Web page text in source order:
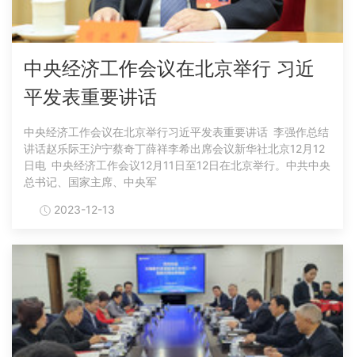
中央经济工作会议在北京举行 习近
平发表重要讲话
中央经济工作会议在北京举行习近平发表重要讲话 李强作总结
讲话赵乐际王沪宁蔡奇丁薛祥李希出席会议新华社北京12月12
日电 中央经济工作会议12月11日至12日在北京举行。中共中央
总书记、国家主席、中央军
2023-12-13